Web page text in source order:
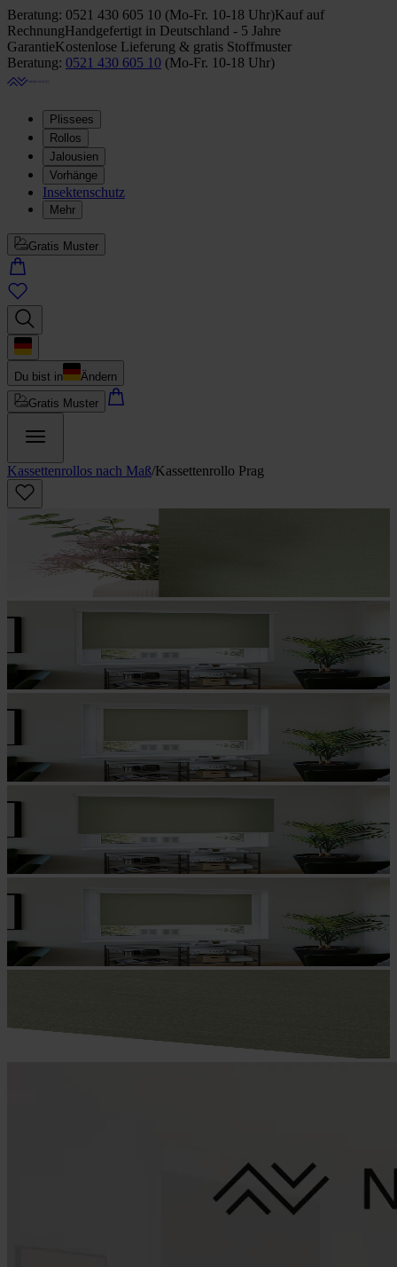
Beratung: 0521 430 605 10 (Mo-Fr. 10-18 Uhr)Kauf auf
RechnungHandgefertigt in Deutschland - 5 Jahre
GarantieKostenlose Lieferung & gratis Stoffmuster
Beratung: 0521 430 605 10 (Mo-Fr. 10-18 Uhr)
Plissees
Rollos
Jalousien
Vorhänge
Insektenschutz
Mehr
Gratis Muster
Du bist in
Ändern
Gratis Muster
Kassettenrollos nach Maß/Kassettenrollo Prag